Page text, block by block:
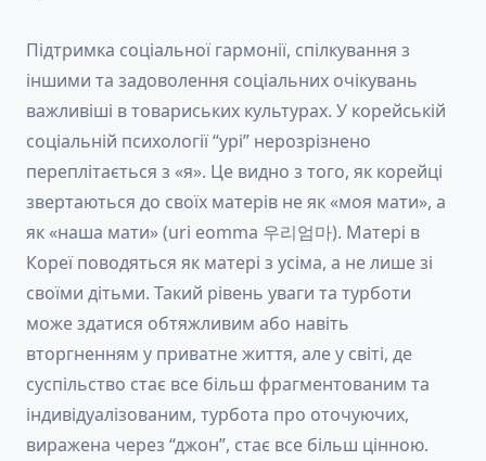
Підтримка соціальної гармонії, спілкування з
іншими та задоволення соціальних очікувань
важливіші в товариських культурах. У корейській
соціальній психології “урі” нерозрізнено
переплітається з «я». Це видно з того, як корейці
звертаються до своїх матерів не як «моя мати», а
як «наша мати» (uri eomma 우리엄마). Матері в
Кореї поводяться як матері з усіма, а не лише зі
своїми дітьми. Такий рівень уваги та турботи
може здатися обтяжливим або навіть
вторгненням у приватне життя, але у світі, де
суспільство стає все більш фрагментованим та
індивідуалізованим, турбота про оточуючих,
виражена через “джон”, стає все більш цінною.